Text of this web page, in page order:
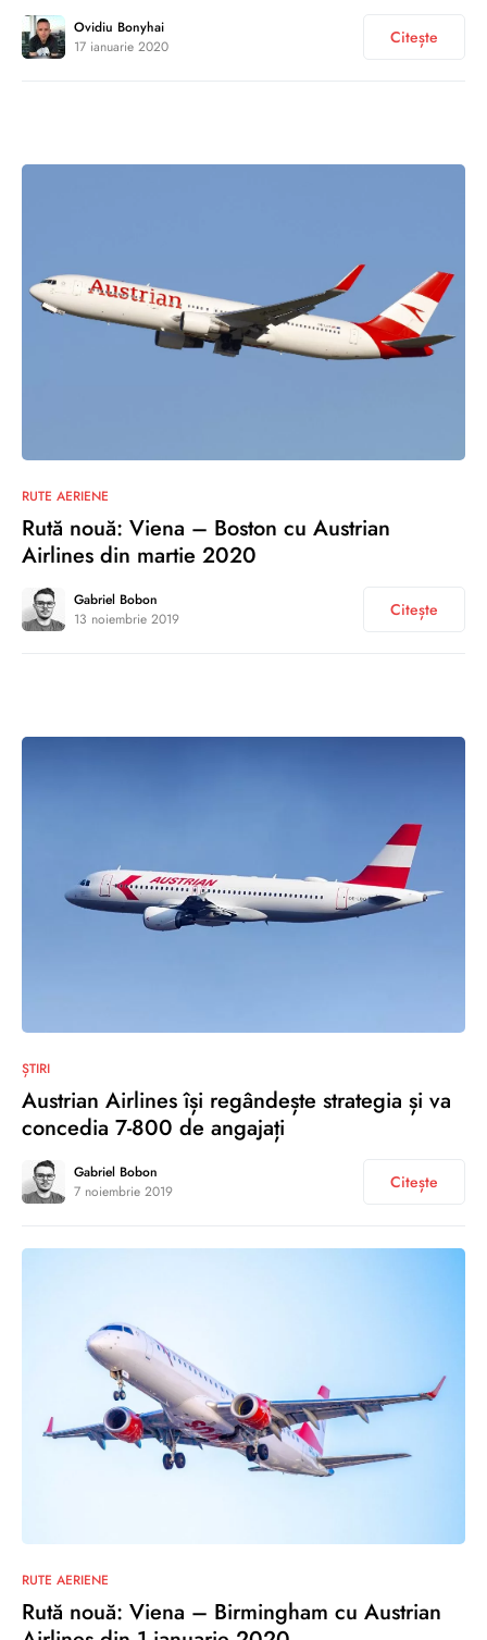
Ovidiu Bonyhai
17 ianuarie 2020
Citește
RUTE AERIENE
Rută nouă: Viena – Boston cu Austrian
Airlines din martie 2020
Gabriel Bobon
13 noiembrie 2019
Citește
ȘTIRI
Austrian Airlines își regândește strategia și va
concedia 7-800 de angajați
Gabriel Bobon
7 noiembrie 2019
Citește
RUTE AERIENE
Rută nouă: Viena – Birmingham cu Austrian